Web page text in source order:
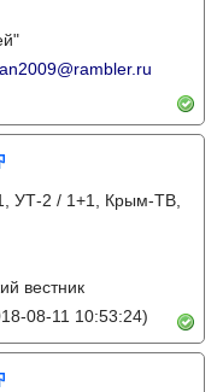
УТ-2 / 1+1, Крым-ТВ,
вестник
08-11 10:53:24)